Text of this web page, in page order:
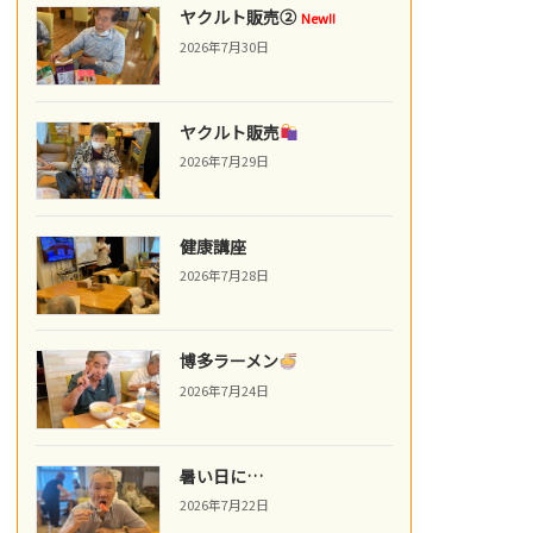
ヤクルト販売② New!!
2026年7月30日
ヤクルト販売
2026年7月29日
健康講座
2026年7月28日
博多ラーメン
2026年7月24日
暑い日に…
2026年7月22日